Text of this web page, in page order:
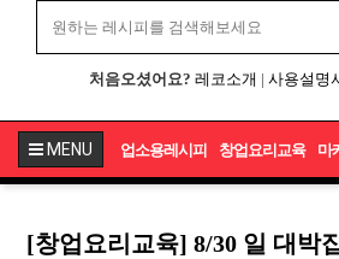
처음오셨어요? 레코소개 | 사용설명
MENU 업소용레시피 창업요리교육 마
[창업요리교육] 8/30 일 대박